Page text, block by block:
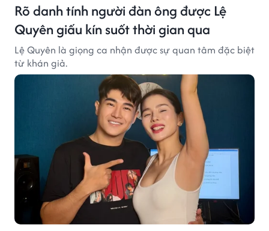
Rõ danh tính người đàn ông được Lệ
Quyên giấu kín suốt thời gian qua
Lệ Quyên là giọng ca nhận được sự quan tâm đặc biệt
từ khán giả.